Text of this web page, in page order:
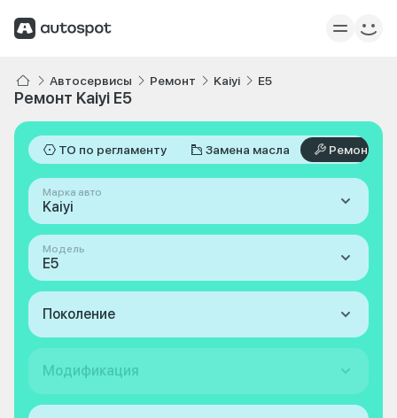
Автосервисы Ремонт Kaiyi E5
Ремонт Kaiyi E5
ТО по регламенту Замена масла Ремонт
Марка авто
Kaiyi
Модель
E5
Поколение
Модификация